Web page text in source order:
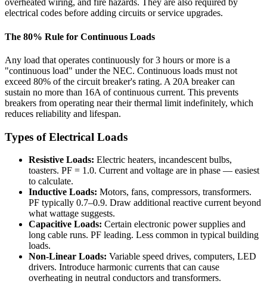
overheated wiring, and fire hazards. They are also required by
electrical codes before adding circuits or service upgrades.
The 80% Rule for Continuous Loads
Any load that operates continuously for 3 hours or more is a
"continuous load" under the NEC. Continuous loads must not
exceed 80% of the circuit breaker's rating. A 20A breaker can
sustain no more than 16A of continuous current. This prevents
breakers from operating near their thermal limit indefinitely, which
reduces reliability and lifespan.
Types of Electrical Loads
Resistive Loads: Electric heaters, incandescent bulbs,
toasters. PF = 1.0. Current and voltage are in phase — easiest
to calculate.
Inductive Loads: Motors, fans, compressors, transformers.
PF typically 0.7–0.9. Draw additional reactive current beyond
what wattage suggests.
Capacitive Loads: Certain electronic power supplies and
long cable runs. PF leading. Less common in typical building
loads.
Non-Linear Loads: Variable speed drives, computers, LED
drivers. Introduce harmonic currents that can cause
overheating in neutral conductors and transformers.